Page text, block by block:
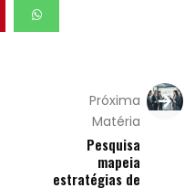
Próxima
Matéria
Pesquisa
mapeia
estratégias de